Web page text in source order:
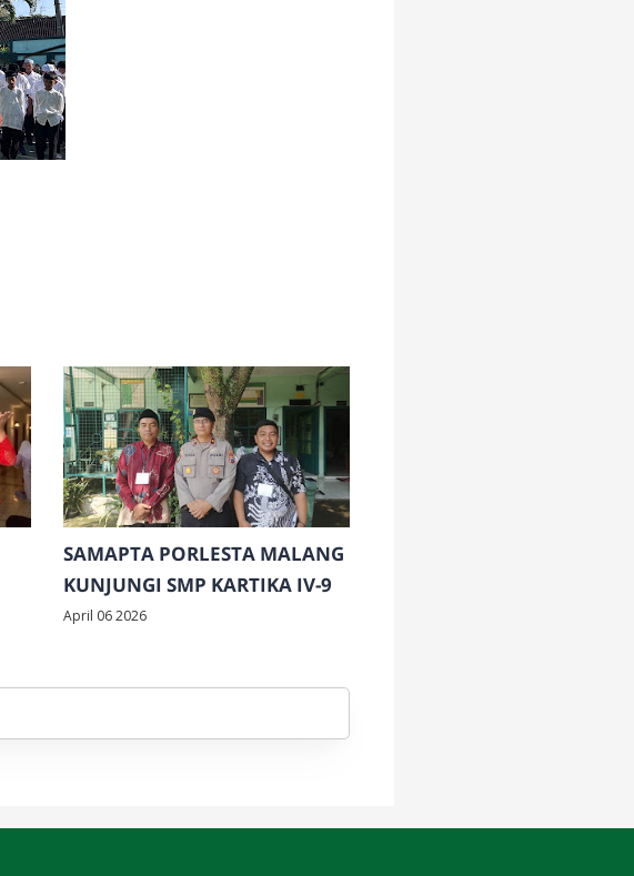
SAMAPTA PORLESTA MALANG
KUNJUNGI SMP KARTIKA IV-9
April 06 2026